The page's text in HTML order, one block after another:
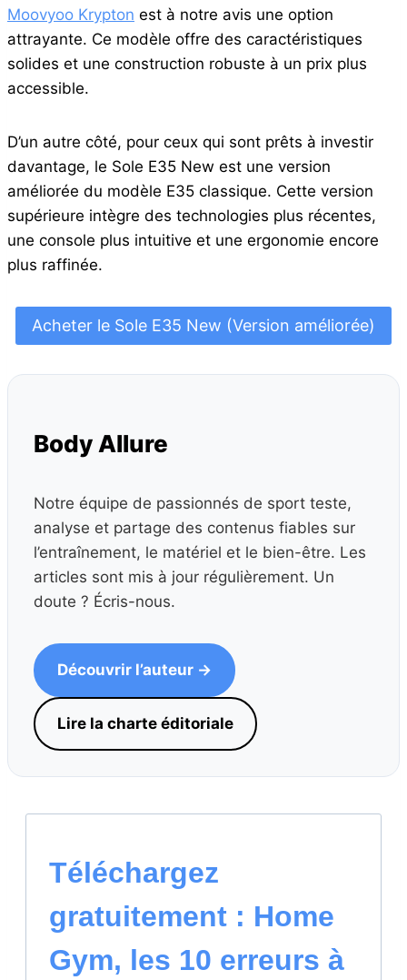
Moovyoo Krypton est à notre avis une option
attrayante. Ce modèle offre des caractéristiques
solides et une construction robuste à un prix plus
accessible.
D’un autre côté, pour ceux qui sont prêts à investir
davantage, le Sole E35 New est une version
améliorée du modèle E35 classique. Cette version
supérieure intègre des technologies plus récentes,
une console plus intuitive et une ergonomie encore
plus raffinée.
Acheter le Sole E35 New (Version améliorée)
Body Allure
Notre équipe de passionnés de sport teste,
analyse et partage des contenus fiables sur
l’entraînement, le matériel et le bien-être. Les
articles sont mis à jour régulièrement. Un
doute ? Écris-nous.
Découvrir l’auteur →
Lire la charte éditoriale